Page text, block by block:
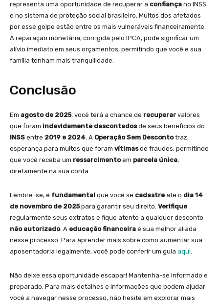
representa uma oportunidade de recuperar a confiança no INSS
e no sistema de proteção social brasileiro. Muitos dos afetados
por esse golpe estão entre os mais vulneráveis financeiramente.
A reparação monetária, corrigida pelo IPCA, pode significar um
alívio imediato em seus orçamentos, permitindo que você e sua
família tenham mais tranquilidade.
Conclusão
Em agosto de 2025, você terá a chance de recuperar valores
que foram indevidamente descontadosde seus benefícios do
INSS entre 2019 e 2024. A Operação Sem Descontotraz
esperança para muitos que foram vítimasde fraudes, permitindo
que você receba um ressarcimentoem parcela única,
diretamente na sua conta.
Lembre-se, é fundamental que você se cadastre até o dia 14
de novembro de 2025para garantir seu direito. Verifique
regularmente seus extratos e fique atento a qualquer desconto
não autorizado. A educação financeira é sua melhor aliada
nesse processo. Para aprender mais sobre como aumentar sua
aposentadoria legalmente, você pode conferir um guia aqui.
Não deixe essa oportunidade escapar! Mantenha-se informado e
preparado. Para mais detalhes e informações que podem ajudar
você a navegar nesse processo, não hesite em explorar mais